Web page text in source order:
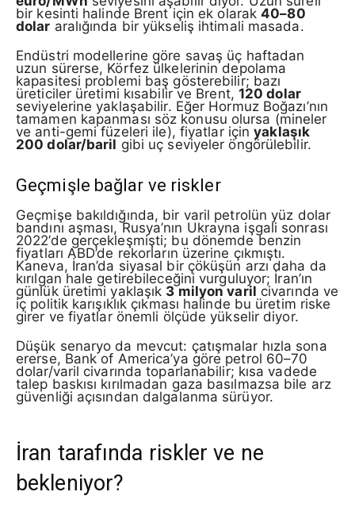
bir kesinti halinde Brent için ek olarak40–80
dolar aralığında bir yükseliş ihtimali masada.
Endüstri modellerine göre savaş üç haftadan
uzun sürerse, Körfez ülkelerinin depolama
kapasitesi problemi baş gösterebilir; bazı
üreticiler üretimi kısabilir ve Brent, 120 dolar
seviyelerine yaklaşabilir. Eğer Hormuz Boğazı’nın
tamamen kapanması söz konusu olursa (mineler
ve anti-gemi füzeleri ile), fiyatlar içinyaklaşık
200 dolar/baril gibi uç seviyeler öngörülebilir.
Geçmişle bağlar ve riskler
Geçmişe bakıldığında, bir varil petrolün yüz dolar
bandını aşması, Rusya’nın Ukrayna işgali sonrası
2022’de gerçekleşmişti; bu dönemde benzin
fiyatları ABD’de rekorların üzerine çıkmıştı.
Kaneva, İran’da siyasal bir çöküşün arzı daha da
kırılgan hale getirebileceğini vurguluyor; İran’ın
günlük üretimi yaklaşık 3 milyon varil civarında ve
iç politik karışıklık çıkması halinde bu üretim riske
girer ve fiyatlar önemli ölçüde yükselir diyor.
Düşük senaryo da mevcut: çatışmalar hızla sona
ererse, Bank of America’ya göre petrol 60–70
dolar/varil civarında toparlanabilir; kısa vadede
talep baskısı kırılmadan gaza basılmazsa bile arz
güvenliği açısından dalgalanma sürüyor.
İran tarafında riskler ve ne
bekleniyor?